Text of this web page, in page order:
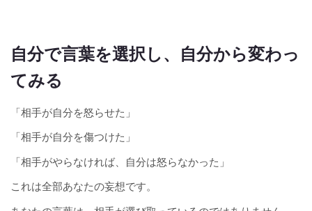
自分で言葉を選択し、自分から変わっ
てみる
「相手が自分を怒らせた」
「相手が自分を傷つけた」
「相手がやらなければ、自分は怒らなかった」
これは全部あなたの妄想です。